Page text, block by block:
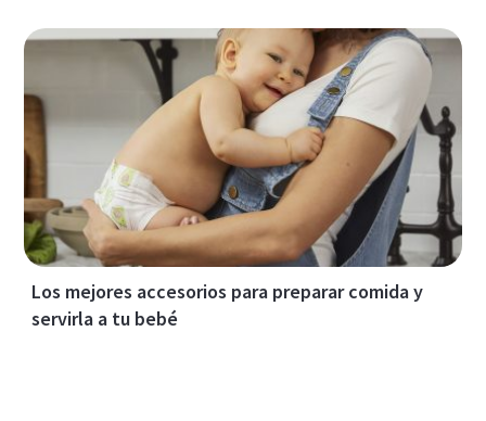
Los mejores accesorios para preparar comida y
servirla a tu bebé